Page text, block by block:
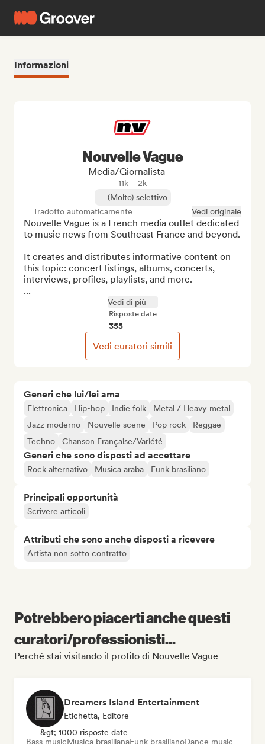
Informazioni
Generi che lui/lei ama
Elettronica Hip-hop Indie folk
Metal / Heavy metal
Jazz moderno
Nouvelle scene Pop rock
Reggae
Techno
Chanson Française/Variété
Generi che sono disposti ad accettare
Rock alternativo Musica araba Funk brasiliano
Principali opportunità
Scrivere articoli
Attributi che sono anche disposti a ricevere
Artista non sotto contratto
Nouvelle Vague
Media/Giornalista
11k
2k
(Molto) selettivo
Tradotto automaticamente
Vedi originale
Nouvelle Vague is a French media outlet dedicated
to music news from Southeast France and beyond.
It creates and distributes informative content on
this topic: concert listings, albums, concerts,
interviews, profiles, playlists, and more.
...
Vedi di più
Risposte date
355
Vedi curatori simili
Potrebbero piacerti anche questi
curatori/professionisti...
Perché stai visitando il profilo di Nouvelle Vague
Dreamers Island Entertainment
Etichetta, Editore
&gt; 1000 risposte date
Bass musicMusica brasilianaFunk brasilianoDance music